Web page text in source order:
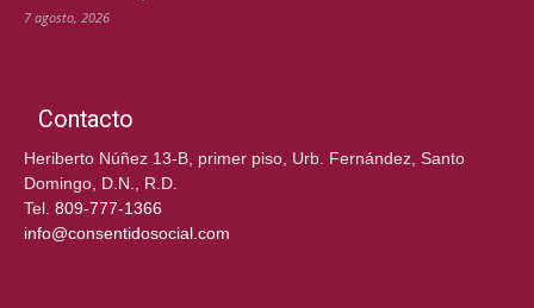
7 agosto, 2026
Contacto
Heriberto Núñez 13-B, primer piso, Urb. Fernández, Santo
Domingo, D.N., R.D.
Tel. 809-777-1366
info@consentidosocial.com